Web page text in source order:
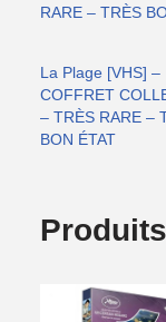
RARE – TRÈS
La Plage [VHS] –
COFFRET
– TRÈS RARE –
BON ÉTAT